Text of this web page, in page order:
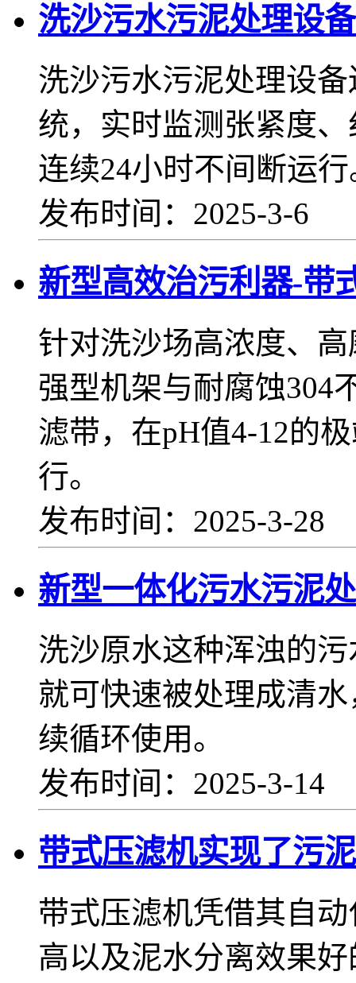
洗沙污水污泥处理设
洗沙污水污泥处理设
统，实时监测张紧度
连续24小时不间断运行
发布时间：2025-3-6
新型高效治污利器-带
针对洗沙场高浓度、
强型机架与耐腐蚀304
滤带，在pH值4-12的
行。
发布时间：2025-3-28
新型一体化污水污泥
洗沙原水这种浑浊的
就可快速被处理成清
续循环使用。
发布时间：2025-3-14
带式压滤机实现了污
带式压滤机凭借其自
高以及泥水分离效果